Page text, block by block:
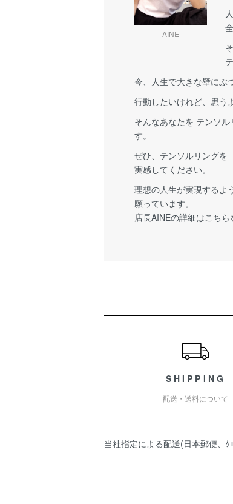
AINE
今、人生で大きな壁にぶ
行動したいけれど、思う
そんなあなたを テンソ
す。
ぜひ、テンソルリングを
実感してください。
理想の人生が実現するよう
願っています。
店長AINEの詳細はこち
SHIPPING
配送・送料について
当社指定による配送(日本郵便、ｸ